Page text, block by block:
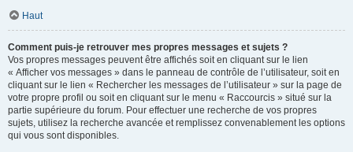
Haut
Comment puis-je retrouver mes propres messages et sujets ?
Vos propres messages peuvent être affichés soit en cliquant sur le lien
« Afficher vos messages » dans le panneau de contrôle de l’utilisateur, soit en
cliquant sur le lien « Rechercher les messages de l’utilisateur » sur la page de
votre propre profil ou soit en cliquant sur le menu « Raccourcis » situé sur la
partie supérieure du forum. Pour effectuer une recherche de vos propres
sujets, utilisez la recherche avancée et remplissez convenablement les options
qui vous sont disponibles.